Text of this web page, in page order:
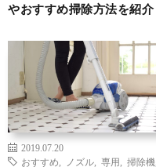
やおすすめ掃除方法を紹介
2019.07.20
おすすめ
ノズル 専用 掃除機